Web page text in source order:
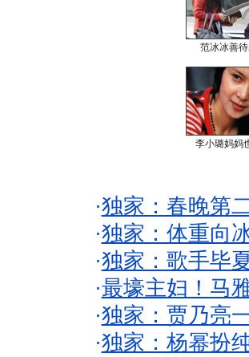
范冰冰善
李小璐妈妈
·独家：春晚第
·独家：体重向
·独家：歌手毕
·最壕主妇！马
·独家：贾乃亮
·独家：杨幂扮